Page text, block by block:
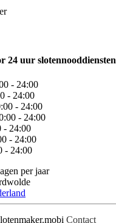
24 uur slotennooddiensten
- 24:00
- 24:00
- 24:00
- 24:00
- 24:00
- 24:00
- 24:00
per jaar
Contact